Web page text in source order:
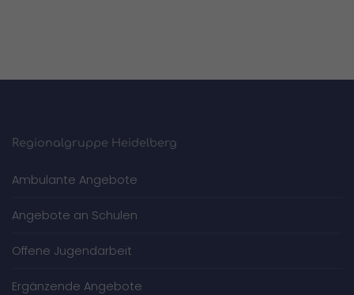
Regionalgruppe Heidelberg
Ambulante Angebote
Angebote an Schulen
Offene Jugendarbeit
Ergänzende Angebote